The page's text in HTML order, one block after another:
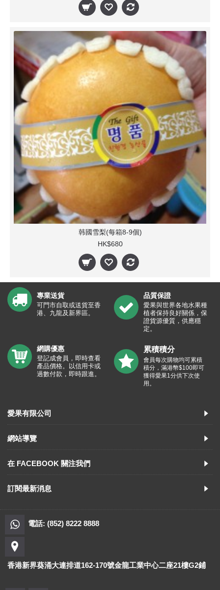
韩國雪梨(每箱8-9個)
HK$680
專業送貨
可門市自取或送貨至香
港、九龍及新界區。
品質保證
愛果與世界各地水果種
植者保持良好關係，保
證貨源優質，供應穩
定。
網購優惠
登記成會員，即時查看
產品價格。以信用卡或
過數付款，即時跟進。
累積積分
會員每次購物均可累積
積分，滿港幣$100即可
獲得愛果1分供下次使
用。
愛果有限公司
網站導覽
在 FACEBOOK 關注我們
訂閱最新消息
電話: (852) 8222 8888
香港新界葵涌大連排道162-170號金龍工業中心二座21樓G2鋪